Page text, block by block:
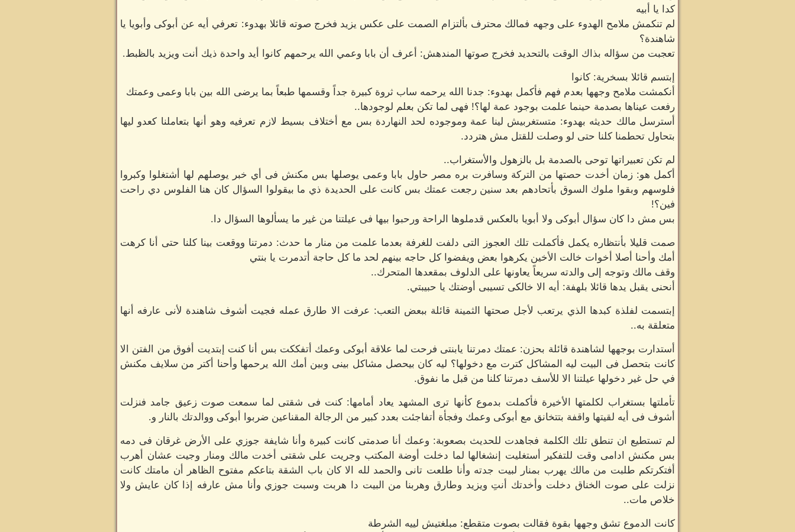
كدا يا أبيه
لم تنكمش ملامح الهدوء على وجهه فمالك محترف بألتزام الصمت على عكس يزيد فخرج صوته قائلا بهدوء: تعرفي أيه عن أبوكى وأبويا يا
شاهندة؟
تعجبت من سؤاله بذاك الوقت بالتحديد فخرج صوتها المندهش: أعرف أن بابا وعمي الله يرحمهم كانوا أيد واحدة ذيك أنت ويزيد بالظبط.
إبتسم قائلا بسخرية: كانوا
أنكمشت ملامح وجهها بعدم فهم فأكمل بهدوء: جدنا الله يرحمه ساب ثروة كبيرة جداً وقسمها طبعاً بما يرضى الله بين بابا وعمى وعمتك
رفعت عيناها بصدمة حينما علمت بوجود عمة لها؟! فهى لما تكن بعلم لوجودها..
أسترسل مالك حديثه بهدوء: متستغربيش لينا عمة وموجوده لحد النهاردة بس مع أختلاف بسيط لازم تعرفيه وهو أنها بتعاملنا كعدو ليها
بتحاول تحطمنا كلنا حتى لو وصلت للقتل مش هتردد.
لم تكن تعبيراتها توحى بالصدمة بل بالزهول والأستغراب..
أكمل هو: زمان أخدت حصتها من التركة وسافرت بره مصر حاول بابا وعمى يوصلها بس مكنش فى أي خبر يوصلهم لها أشتغلوا وكبروا
فلوسهم وبقوا ملوك السوق بأتحادهم بعد سنين رجعت عمتك بس كانت على الحديدة ذي ما بيقولوا السؤال كان هنا الفلوس دي راحت
فين؟!
بس مش دا كان سؤال أبوكى ولا أبويا بالعكس قدملوها الراحة ورحبوا بيها فى عيلتنا من غير ما يسألوها السؤال دا.
صمت قليلا بأنتظاره يكمل فأكملت تلك العجوز التى دلفت للغرفة بعدما علمت من منار ما حدث: دمرتنا ووقعت بينا كلنا حتى أنا كرهت
أمك وأحنا أصلا أخوات خالت الأخين يكرهوا بعض ويفضوا كل حاجه بينهم لحد ما كل حاجة أتدمرت يا بنتي
وقف مالك وتوجه إلى والدته سريعاً يعاونها على الدلوف بمقعدها المتحرك..
أنحنى يقبل يدها قائلا بلهفة: أيه الا خالكى تسيبى أوضتك يا حبيبتي.
إبتسمت لفلذة كبدها الذي يرتعب لأجل صحتها الثمينة قائلة ببعض التعب: عرفت الا طارق عمله فجيت أشوف شاهندة لأنى عارفه أنها
متعلقة به..
أستدارت بوجهها لشاهندة قائلة بحزن: عمتك دمرتنا يابنتى فرحت لما علاقة أبوكى وعمك أتفككت بس أنا كنت إبتديت أفوق من الفتن الا
كانت بتحصل فى البيت ليه المشاكل كترت مع دخولها؟ ليه كان بيحصل مشاكل بينى وبين أمك الله يرحمها وأحنا أكتر من سلايف مكنش
في حل غير دخولها عيلتنا الا للأسف دمرتنا كلنا من قبل ما نفوق.
تأملتها بستغراب لكلمتها الأخيرة فأكملت بدموع كأنها ترى المشهد يعاد أمامها: كنت فى شقتى لما سمعت صوت زعيق جامد فنزلت
أشوف فى أيه لقيتها واقفة بتتخانق مع أبوكى وعمك وفجأة أتفاجئت بعدد كبير من الرجالة المقناعين ضربوا أبوكى ووالدتك بالنار و.
لم تستطيع ان تنطق تلك الكلمة فجاهدت للحديث بصعوبة: وعمك أنا صدمتى كانت كبيرة وأنا شايفة جوزي على الأرض غرقان فى دمه
بس مكنش ادامى وقت للتفكير أستغليت إنشغالها لما دخلت أوضة المكتب وجريت على شقتى أخدت مالك ومنار وجيت عشان أهرب
أفتكرتكم طلبت من مالك يهرب بمنار لبيت جدته وأنا طلعت تانى والحمد لله الا كان باب الشقة بتاعكم مفتوح الظاهر أن مامتك كانت
نزلت على صوت الخناق دخلت وأخدتك أنتِ ويزيد وطارق وهربنا من البيت دا هربت وسبت جوزي وأنا مش عارفه إذا كان عايش ولا
خلاص مات..
كانت الدموع تشق وجهها بقوة فقالت بصوت متقطع: مبلغتيش لييه الشرطة